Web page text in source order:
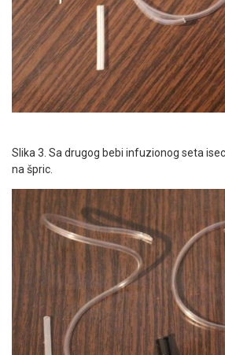
Slika 3. Sa drugog bebi infuzionog seta
na špric.